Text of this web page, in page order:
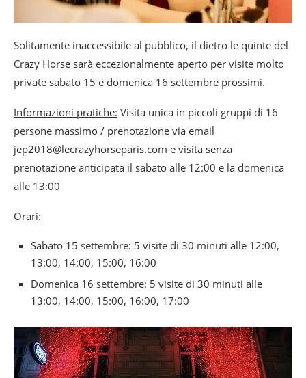
Solitamente inaccessibile al pubblico, il dietro le quinte del
Crazy Horse sarà eccezionalmente aperto per visite molto
private sabato 15 e domenica 16 settembre prossimi.
Informazioni pratiche: Visita unica in piccoli gruppi di 16
persone massimo / prenotazione via email
jep2018@lecrazyhorseparis.com e visita senza
prenotazione anticipata il sabato alle 12:00 e la domenica
alle 13:00
Orari:
Sabato 15 settembre: 5 visite di 30 minuti alle 12:00,
13:00, 14:00, 15:00, 16:00
Domenica 16 settembre: 5 visite di 30 minuti alle
13:00, 14:00, 15:00, 16:00, 17:00